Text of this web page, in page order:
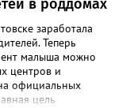
в роддомах
заработала
Теперь
малыша можно
центров и
официальных
цель